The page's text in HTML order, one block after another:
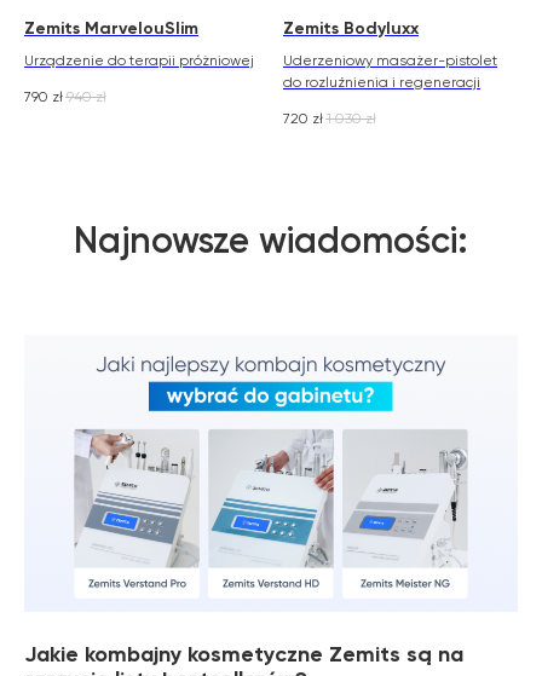
Zemits MarvelouSlim
Urządzenie do terapii próżniowej
790 zł 940 zł
Zemits Bodyluxx
Uderzeniowy masażer-pistolet
do rozluźnienia i regeneracji
720 zł 1 030 zł
Najnowsze wiadomości:
Jakie kombajny kosmetyczne Zemits są na